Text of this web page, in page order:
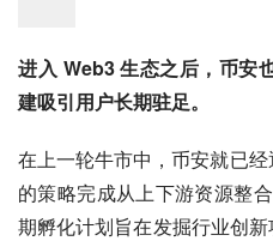
进入 Web3 生态之后，币安
建吸引用户长期驻足。
在上一轮牛市中，币安就已
的策略完成从上下游资源整
期孵化计划旨在发掘行业创